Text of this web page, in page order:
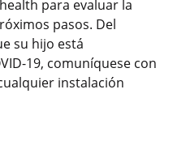
para evaluar la
pasos. Del
su hijo está
19, comuníquese con
instalación